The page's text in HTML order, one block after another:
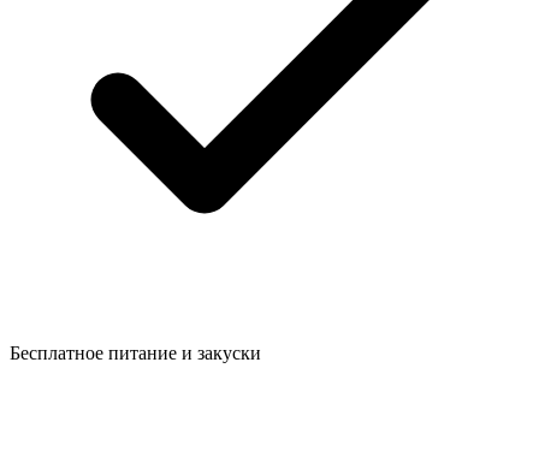
Бесплатное питание и закуски